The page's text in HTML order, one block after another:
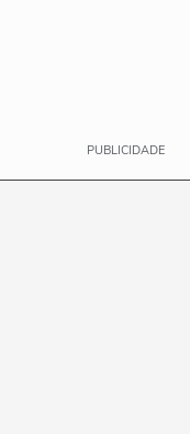
PUBLICIDADE